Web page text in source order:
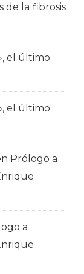
de la fibrosis
el último
el último
Prólogo a
a